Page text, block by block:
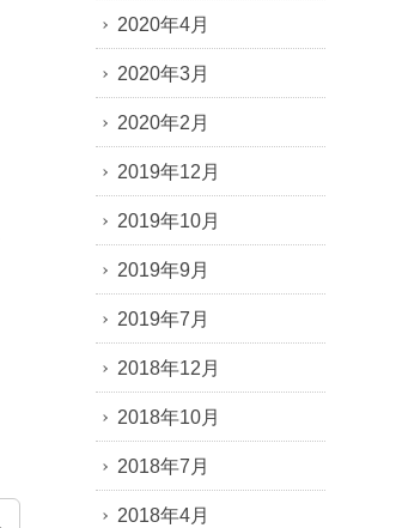
2020年4月
2020年3月
2020年2月
2019年12月
2019年10月
2019年9月
2019年7月
2018年12月
2018年10月
2018年7月
2018年4月